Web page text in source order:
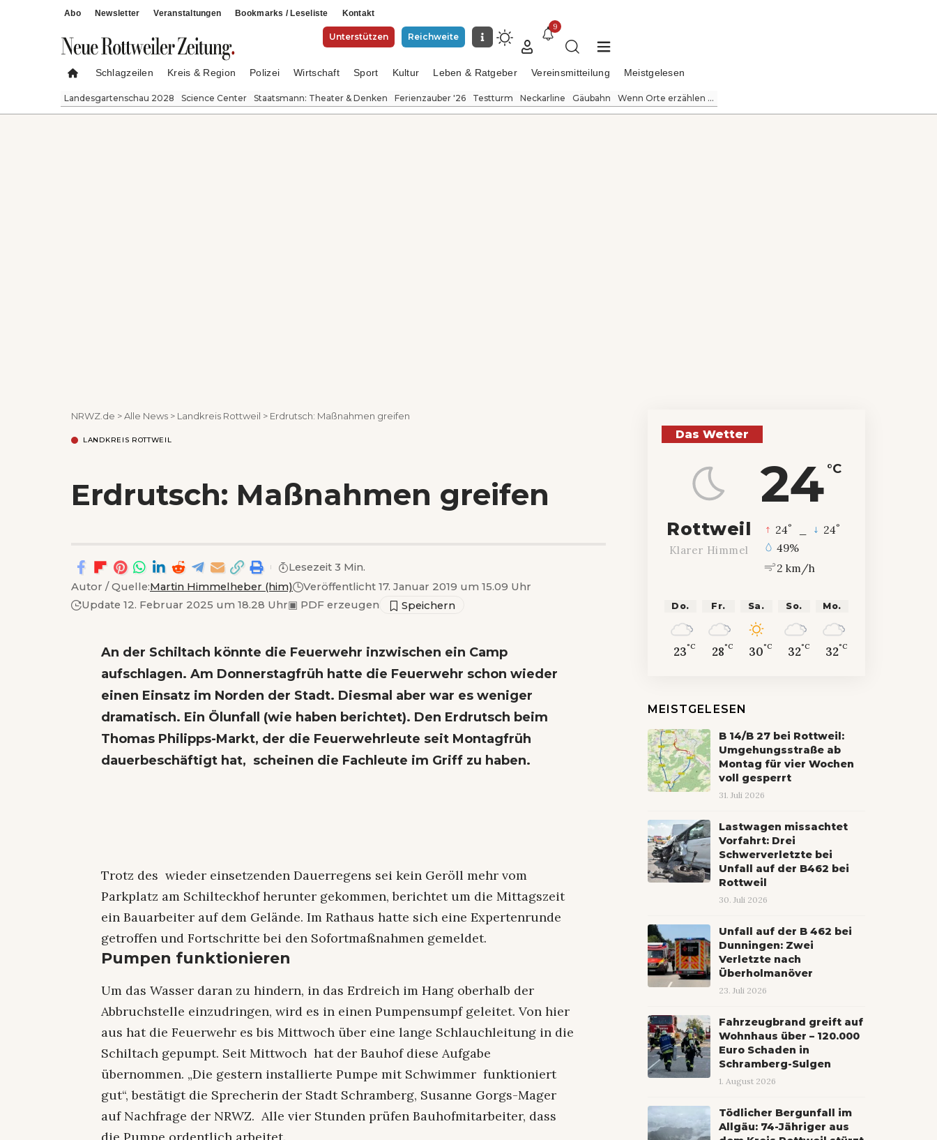
Abo Newsletter Veranstaltungen Bookmarks / Leseliste Kontakt
Unterstützen Reichweite
9
Schlagzeilen Kreis & Region Polizei Wirtschaft Sport Kultur Leben & Ratgeber Vereinsmitteilung Meistgelesen
Landesgartenschau 2028 Science Center Staatsmann: Theater & Denken Ferienzauber '26 Testturm Neckarline Gäubahn Wenn Orte erzählen ...
NRWZ.de >Alle News > Landkreis Rottweil > Erdrutsch: Maßnahmen greifen
LANDKREIS ROTTWEIL
Erdrutsch: Maßnahmen greifen
Autor / Quelle:Martin Himmelheber (him)
Veröffentlicht 17. Januar 2019 um 15.09 Uhr
Update 12. Februar 2025 um 18.28 Uhr▣ PDF erzeugen
Lesezeit 3 Min.
An der Schiltach könnte die Feuerwehr inzwischen ein Camp
aufschlagen. Am Donnerstagfrüh hatte die Feuerwehr schon wieder
einen Einsatz im Norden der Stadt. Diesmal aber war es weniger
dramatisch. Ein Ölunfall (wie haben berichtet). Den Erdrutsch beim
Thomas Philipps-Markt, der die Feuerwehrleute seit Montagfrüh
dauerbeschäftigt hat, scheinen die Fachleute im Griff zu haben.
Trotz des wieder einsetzenden Dauerregens sei kein Geröll mehr vom
Parkplatz am Schilteckhof herunter gekommen, berichtet um die Mittagszeit
ein Bauarbeiter auf dem Gelände. Im Rathaus hatte sich eine Expertenrunde
getroffen und Fortschritte bei den Sofortmaßnahmen gemeldet.
Pumpen funktionieren
Um das Wasser daran zu hindern, in das Erdreich im Hang oberhalb der
Abbruchstelle einzudringen, wird es in einen Pumpensumpf geleitet. Von hier
aus hat die Feuerwehr es bis Mittwoch über eine lange Schlauchleitung in die
Schiltach gepumpt. Seit Mittwoch hat der Bauhof diese Aufgabe
übernommen. „Die gestern installierte Pumpe mit Schwimmer funktioniert
gut“, bestätigt die Sprecherin der Stadt Schramberg, Susanne Gorgs-Mager
auf Nachfrage der NRWZ. Alle vier Stunden prüfen Bauhofmitarbeiter, dass
Das Wetter
24 °C
Rottweil
Klarer Himmel
24° 24°
49%
2 km/h
Do.
23°C
Fr.
28°C
Sa.
30°C
So.
32°C
Mo.
32°C
MEISTGELESEN
B 14/B 27 bei Rottweil:
Umgehungsstraße ab
Montag für vier Wochen
voll gesperrt
31. Juli 2026
Lastwagen missachtet
Vorfahrt: Drei
Schwerverletzte bei
Unfall auf der B462 bei
Rottweil
30. Juli 2026
Unfall auf der B 462 bei
Dunningen: Zwei
Verletzte nach
Überholmanöver
23. Juli 2026
Fahrzeugbrand greift auf
Wohnhaus über – 120.000
Euro Schaden in
Schramberg-Sulgen
1. August 2026
Tödlicher Bergunfall im
Allgäu: 74-Jähriger aus